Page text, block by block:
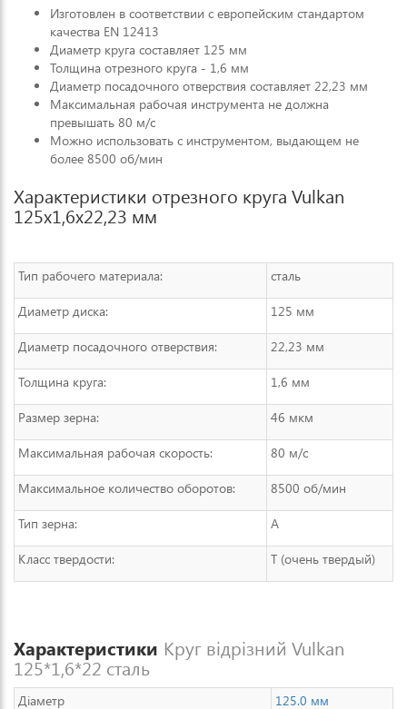
Изготовлен в соответствии с европейским стандартом
качества EN 12413
Диаметр круга составляет 125 мм
Толщина отрезного круга - 1,6 мм
Диаметр посадочного отверствия составляет 22,23 мм
Максимальная рабочая инструмента не должна
превышать 80 м/с
Можно использовать с инструментом, выдающем не
более 8500 об/мин
Характеристики отрезного круга Vulkan
125х1,6х22,23 мм
Тип рабочего материала: сталь
Диаметр диска: 125 мм
Диаметр посадочного отверствия: 22,23 мм
Толщина круга: 1,6 мм
Размер зерна: 46 мкм
Максимальная рабочая скорость: 80 м/с
Максимальное количество оборотов: 8500 об/мин
Тип зерна: А
Класс твердости: T (очень твердый)
Характеристики Круг відрізний Vulkan
125*1,6*22 сталь
Діаметр
125.0 мм